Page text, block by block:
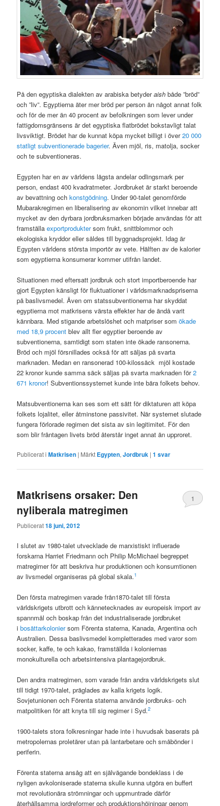
På den egyptiska dialekten av arabiska betyderaish både ”bröd”
och ”liv”. Egyptierna äter mer bröd per person än något annat folk
och för de mer än 40 procent av befolkningen som lever under
fattigdomsgränsens är det egyptiska flatbrödet bokstavligt talat
livsviktigt. Brödet har de kunnat köpa mycket billigt i över20 000
statligt subventionerade bagerier. Även mjöl, ris, matolja, socker
och te subventioneras.
Egypten har en av världens lägsta andelar odlingsmark per
person, endast 400 kvadratmeter. Jordbruket är starkt beroende
av bevattning ochkonstgödning. Under 90-talet genomförde
Mubarakregimen en liberalisering av ekonomin vilket innebar att
mycket av den dyrbara jordbruksmarken började användas för att
framställaexportproduktersom frukt, snittblommor och
ekologiska kryddor eller såldes till byggnadsprojekt. Idag är
Egypten världens största importör av vete. Hälften av de kalorier
som egyptierna konsumerar kommer utifrån landet.
Situationen med eftersatt jordbruk och stort importberoende har
gjort Egypten känsligt för fluktuationer i världsmarknadspriserna
på baslivsmedel. Även om statssubventionerna har skyddat
egyptierna mot matkrisens värsta effekter har de ändå varit
kännbara. Med stigande arbetslöshet och matpriser somökade
med 18,9 procent blev allt fler egyptier beroende av
subventionerna, samtidigt som staten inte ökade ransonerna.
Bröd och mjöl försnillades också för att säljas på svarta
marknaden. Medan en ransonerad 100-kilossäck mjöl kostade
22 kronor kunde samma säck säljas på svarta marknaden för2
671 kronor! Subventionssystemet kunde inte bära folkets behov.
Matsubventionerna kan ses som ett sätt för diktaturen att köpa
folkets lojalitet, eller åtminstone passivitet. När systemet slutade
fungera förlorade regimen det sista av sin legitimitet. För den
som blir fråntagen livets bröd återstår inget annat än upproret.
Publicerat i Matkrisen | Märkt Egypten,Jordbruk |1 svar
Matkrisens orsaker: Den
nyliberala matregimen
Publicerat18 juni, 2012
1
I slutet av 1980-talet utvecklade de marxistiskt influerade
forskarna Harriet Friedmann och Philip McMichael begreppet
matregimer för att beskriva hur produktionen och konsumtionen
av livsmedel organiseras på global skala.1
Den första matregimen varade från1870-talet till första
världskrigets utbrott och kännetecknades av europeisk import av
spannmål och boskap från det industrialiserade jordbruket
ibosättarkoloniersom Förenta staterna, Kanada, Argentina och
Australien. Dessa baslivsmedel kompletterades med varor som
socker, kaffe, te och kakao, framställda i koloniernas
monokulturella och arbetsintensiva plantagejordbruk.
Den andra matregimen, som varade från andra världskrigets slut
till tidigt 1970-talet, präglades av kalla krigets logik.
Sovjetunionen och Förenta staterna använde jordbruks- och
matpolitiken för att knyta till sig regimer i Syd.2
1900-talets stora folkresningar hade inte i huvudsak baserats på
metropolernas proletärer utan på lantarbetare och småbönder i
periferin.
Förenta staterna ansåg att en självägande bondeklass i de
nyligen avkoloniserade staterna skulle kunna utgöra en buffert
mot revolutionära strömningar och uppmuntrade därför
återhållsamma jordreformer och produktionshöjningar genom